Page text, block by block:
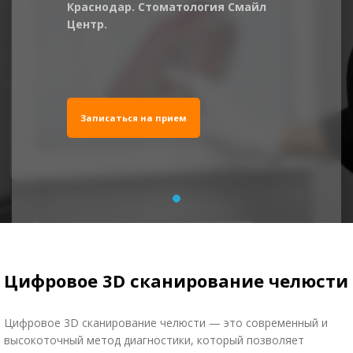
Краснодар. Стоматология Смайл
Центр.
Записаться на прием
Цифровое 3D сканирование челюсти
Цифровое 3D сканирование челюсти — это современный и
высокоточный метод диагностики, который позволяет